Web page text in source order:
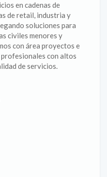
en cadenas de
de retail, industria y
soluciones para
civiles menores y
con área proyectos e
profesionales con altos
de servicios.